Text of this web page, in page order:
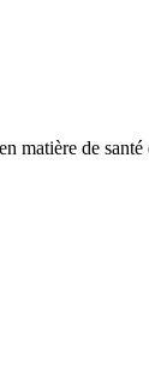
de santé